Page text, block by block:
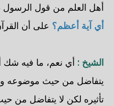
أهل العلم من قول الرسول
أي آية أعظم؟ على أن
الشيخ : أي نعم، ما فيه شك
يتفاضل من حيث موضوعه
تأثيره لكن لا يتفاضل من